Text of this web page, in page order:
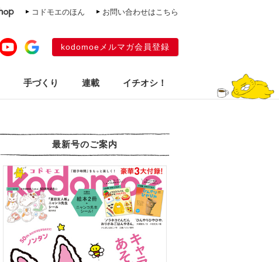
コドモエのほん お問い合わせはこちら
kodomoeメルマガ会員登録
手づくり 連載 イチオシ！
最新号のご案内